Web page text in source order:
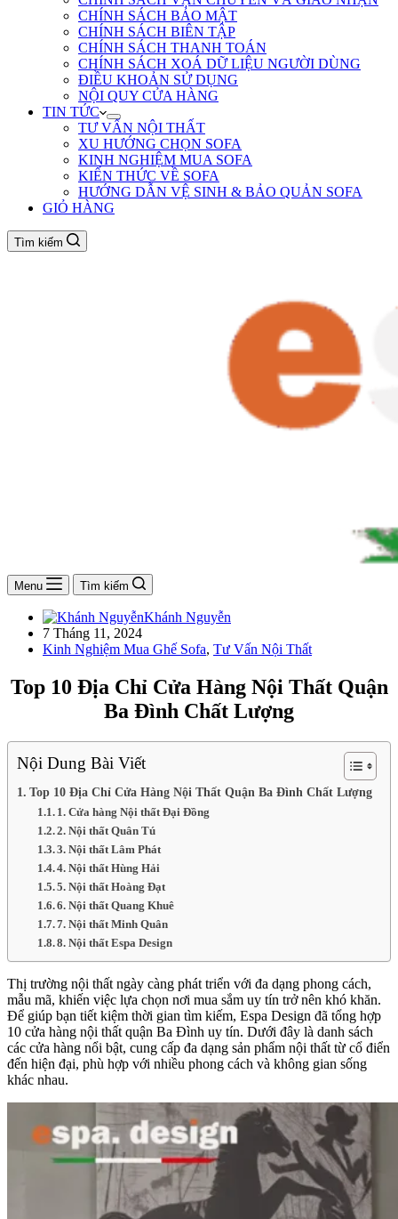
CHÍNH SÁCH BẢO MẬT
CHÍNH SÁCH BIÊN TẬP
CHÍNH SÁCH THANH TOÁN
CHÍNH SÁCH XOÁ DỮ LIỆU NGƯỜI DÙNG
ĐIỀU KHOẢN SỬ DỤNG
NỘI QUY CỬA HÀNG
TIN TỨC
TƯ VẤN NỘI THẤT
XU HƯỚNG CHỌN SOFA
KINH NGHIỆM MUA SOFA
KIẾN THỨC VỀ SOFA
HƯỚNG DẪN VỆ SINH & BẢO QUẢN SOFA
GIỎ HÀNG
Tìm kiếm
Menu Tìm kiếm
Khánh Nguyễn
7 Tháng 11, 2024
Kinh Nghiệm Mua Ghế Sofa, Tư Vấn Nội Thất
Top 10 Địa Chỉ Cửa Hàng Nội Thất Quận
Ba Đình Chất Lượng
Nội Dung Bài Viết
Top 10 Địa Chỉ Cửa Hàng Nội Thất Quận Ba Đình Chất Lượng
1. Cửa hàng Nội thất Đại Đồng
2. Nội thất Quân Tú
3. Nội thất Lâm Phát
4. Nội thất Hùng Hải
5. Nội thất Hoàng Đạt
6. Nội thất Quang Khuê
7. Nội thất Minh Quân
8. Nội thất Espa Design
Thị trường nội thất ngày càng phát triển với đa dạng phong cách,
mẫu mã, khiến việc lựa chọn nơi mua sắm uy tín trở nên khó khăn.
Để giúp bạn tiết kiệm thời gian tìm kiếm, Espa Design đã tổng hợp
10 cửa hàng nội thất quận Ba Đình uy tín. Dưới đây là danh sách
các cửa hàng nổi bật, cung cấp đa dạng sản phẩm nội thất từ cổ điển
đến hiện đại, phù hợp với nhiều phong cách và không gian sống
khác nhau.